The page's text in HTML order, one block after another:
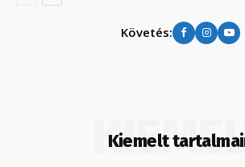
Követés:
Kiemelt